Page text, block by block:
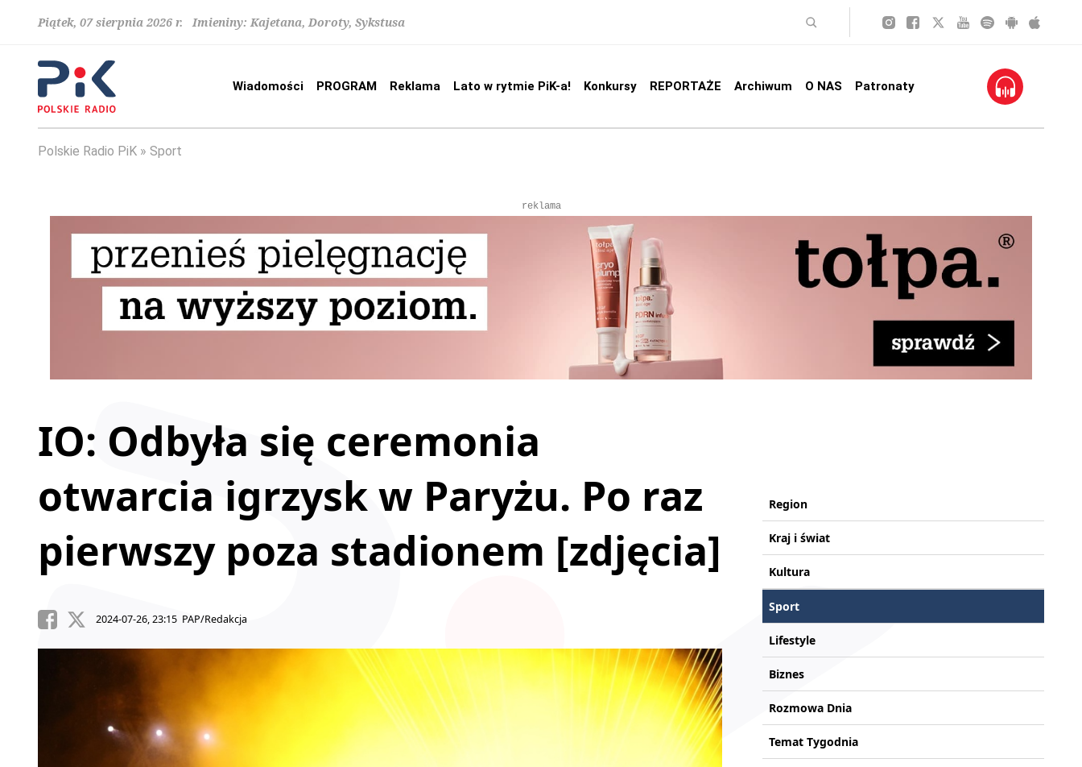
Piątek, 07 sierpnia 2026 r. Imieniny: Kajetana, Doroty, Sykstusa
Wiadomości PROGRAM Reklama Lato w rytmie PiK-a! Konkursy REPORTAŻE Archiwum O NAS Patronaty
Polskie Radio PiK Sport
reklama
IO: Odbyła się ceremonia
otwarcia igrzysk w Paryżu. Po raz
pierwszy poza stadionem [zdjęcia]
2024-07-26, 23:15 PAP/Redakcja
Region
Kraj i świat
Kultura
Sport
Lifestyle
Biznes
Rozmowa Dnia
Temat Tygodnia